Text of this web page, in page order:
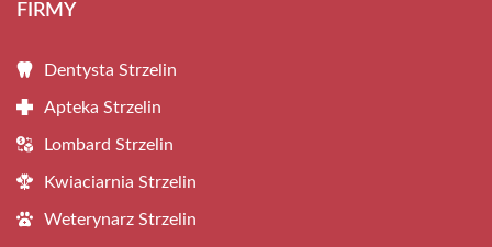
FIRMY
Dentysta Strzelin
Apteka Strzelin
Lombard Strzelin
Kwiaciarnia Strzelin
Weterynarz Strzelin